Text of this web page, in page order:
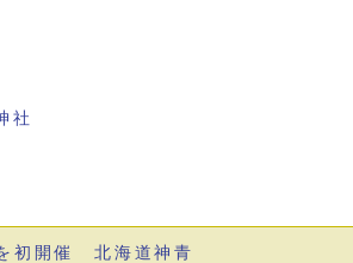
社
初開催 北海道神青